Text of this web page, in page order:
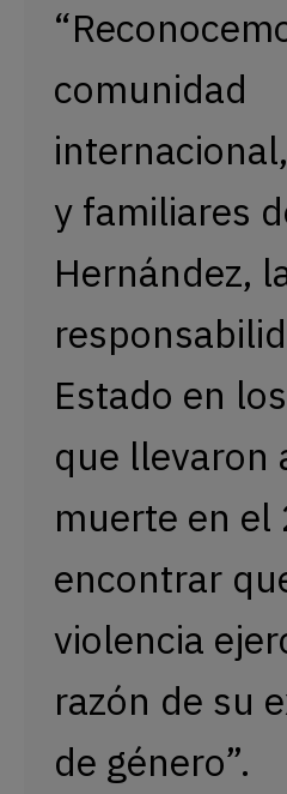
comunidad
y familiares
Hernández,
Estado en
que llevaron
muerte en el
encontrar
violencia
razón de su
de género”.